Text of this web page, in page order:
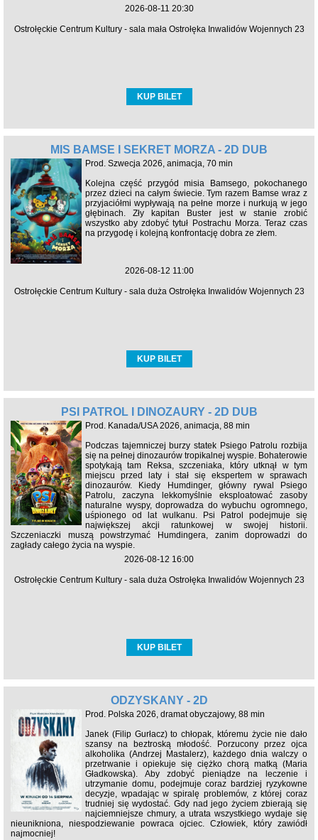
2026-08-11 20:30
Ostrołęckie Centrum Kultury - sala mała Ostrołęka Inwalidów Wojennych 23
KUP BILET
MIŚ BAMSE I SEKRET MORZA - 2D DUB
Prod. Szwecja 2026, animacja, 70 min
Kolejna część przygód misia Bamsego, pokochanego
przez dzieci na całym świecie. Tym razem Bamse wraz z
przyjaciółmi wypływają na pełne morze i nurkują w jego
głębinach. Zły kapitan Buster jest w stanie zrobić
wszystko aby zdobyć tytuł Postrachu Morza. Teraz czas
na przygodę i kolejną konfrontację dobra ze złem.
2026-08-12 11:00
Ostrołęckie Centrum Kultury - sala duża Ostrołęka Inwalidów Wojennych 23
KUP BILET
PSI PATROL I DINOZAURY - 2D DUB
Prod. Kanada/USA 2026, animacja, 88 min
Podczas tajemniczej burzy statek Psiego Patrolu rozbija
się na pełnej dinozaurów tropikalnej wyspie. Bohaterowie
spotykają tam Reksa, szczeniaka, który utknął w tym
miejscu przed laty i stał się ekspertem w sprawach
dinozaurów. Kiedy Humdinger, główny rywal Psiego
Patrolu, zaczyna lekkomyślnie eksploatować zasoby
naturalne wyspy, doprowadza do wybuchu ogromnego,
uśpionego od lat wulkanu. Psi Patrol podejmuje się
największej akcji ratunkowej w swojej historii.
Szczeniaczki muszą powstrzymać Humdingera, zanim doprowadzi do
zagłady całego życia na wyspie.
2026-08-12 16:00
Ostrołęckie Centrum Kultury - sala duża Ostrołęka Inwalidów Wojennych 23
KUP BILET
ODZYSKANY - 2D
Prod. Polska 2026, dramat obyczajowy, 88 min
Janek (Filip Gurłacz) to chłopak, któremu życie nie dało
szansy na beztroską młodość. Porzucony przez ojca
alkoholika (Andrzej Mastalerz), każdego dnia walczy o
przetrwanie i opiekuje się ciężko chorą matką (Maria
Gładkowska). Aby zdobyć pieniądze na leczenie i
utrzymanie domu, podejmuje coraz bardziej ryzykowne
decyzje, wpadając w spiralę problemów, z której coraz
trudniej się wydostać. Gdy nad jego życiem zbierają się
najciemniejsze chmury, a utrata wszystkiego wydaje się
nieunikniona, niespodziewanie powraca ojciec. Człowiek, który zawiódł
najmocniej!